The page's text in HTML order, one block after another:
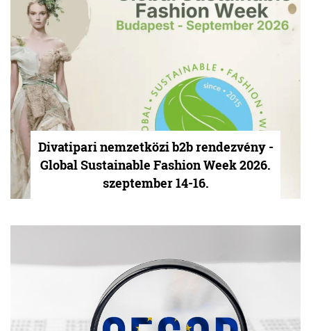
Divatipari nemzetközi b2b rendezvény -
Global Sustainable Fashion Week 2026.
szeptember 14-16.